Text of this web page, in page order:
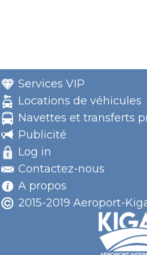
Services VIP
Locations de véhicules
Navettes et transferts
Publicité
Log in
Contactez-nous
A propos
2015-2019 Aeroport-